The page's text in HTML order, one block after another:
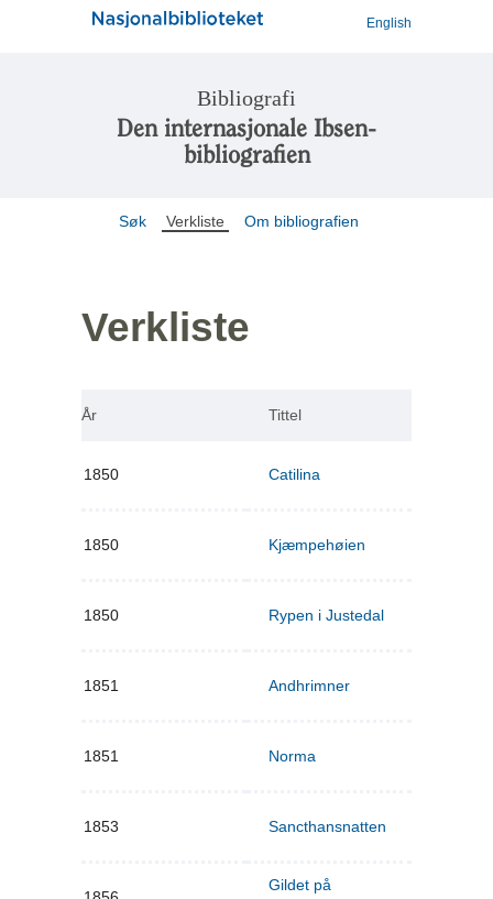
English
Bibliografi
Den internasjonale Ibsen-
bibliografien
Søk Verkliste Om bibliografien
Verkliste
År Tittel
1850 Catilina
1850 Kjæmpehøien
1850 Rypen i Justedal
1851 Andhrimner
1851 Norma
1853 Sancthansnatten
Gildet på